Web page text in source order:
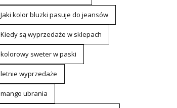
Jaki kolor bluzki pasuje do jeansów
Kiedy są wyprzedaże w sklepach
kolorowy sweter w paski
letnie wyprzedaże
mango ubrania